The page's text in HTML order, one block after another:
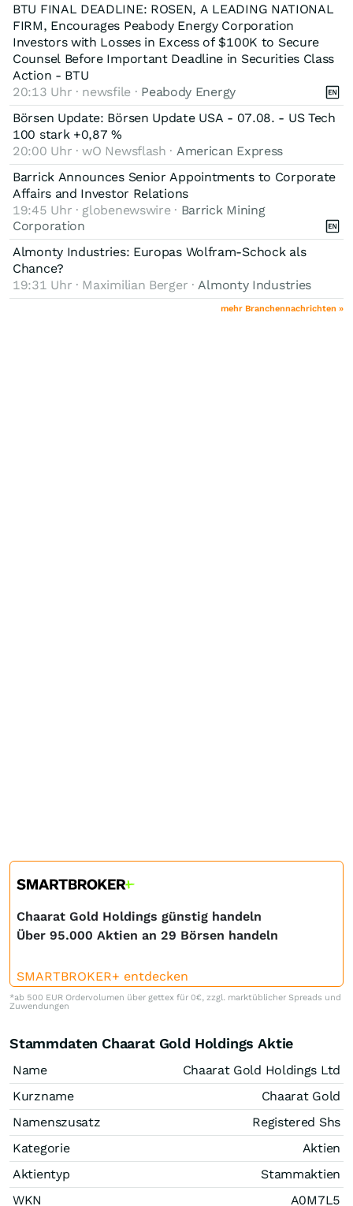
BTU FINAL DEADLINE: ROSEN, A LEADING NATIONAL
FIRM, Encourages Peabody Energy Corporation
Investors with Losses in Excess of $100K to Secure
Counsel Before Important Deadline in Securities Class
Action - BTU
20:13 Uhr · newsfile · Peabody Energy
Börsen Update: Börsen Update USA - 07.08. - US Tech
100 stark +0,87 %
20:00 Uhr · wO Newsflash · American Express
Barrick Announces Senior Appointments to Corporate
Affairs and Investor Relations
19:45 Uhr · globenewswire · Barrick Mining
Corporation
Almonty Industries: Europas Wolfram-Schock als
Chance?
19:31 Uhr · Maximilian Berger · Almonty Industries
mehr Branchennachrichten »
Chaarat Gold Holdings günstig handeln
Über 95.000 Aktien an 29 Börsen handeln
SMARTBROKER+ entdecken
*ab 500 EUR Ordervolumen über gettex für 0€, zzgl. marktüblicher Spreads und
Zuwendungen
Stammdaten Chaarat Gold Holdings Aktie
Name
Chaarat Gold Holdings Ltd
Kurzname
Chaarat Gold
Namenszusatz
Registered Shs
Kategorie
Aktien
Aktientyp
Stammaktien
WKN
A0M7L5